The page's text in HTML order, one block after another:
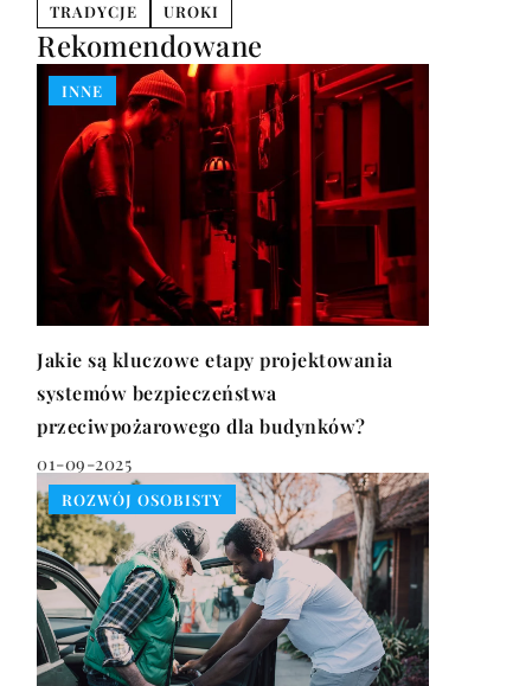
TRADYCJE
UROKI
Rekomendowane
INNE
Jakie są kluczowe etapy projektowania
systemów bezpieczeństwa
przeciwpożarowego dla budynków?
01-09-2025
ROZWÓJ OSOBISTY